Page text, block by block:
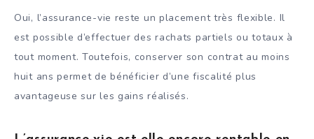
Oui, l’assurance-vie reste un placement très flexible. Il
est possible d’effectuer des rachats partiels ou totaux à
tout moment. Toutefois, conserver son contrat au moins
huit ans permet de bénéficier d’une fiscalité plus
avantageuse sur les gains réalisés.